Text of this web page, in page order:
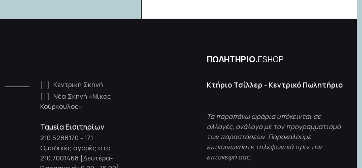
Κεντρική Σκηνή
Νέα Σκηνή «Νίκος
Κούρκουλος»
Ταμεία Εισιτηρίων
210 5288170 - 171
Ομαδικές αγορές στο
210.7001468 [Δευτέρα-
ΠΩΛΗΤΗΡΙΟ.ESHOP
Κτήριο Τσίλλερ - Κεντρικό Πωλητήριο
Τα παραπάνω ωράρια υπόκεινται σε
αλλαγές, ανάλογα με τον προγραμματισμό
των παραστάσεων. Παρακαλούμε
επικοινωνήστε τηλεφωνικά πριν την
επίσκεψή σας.